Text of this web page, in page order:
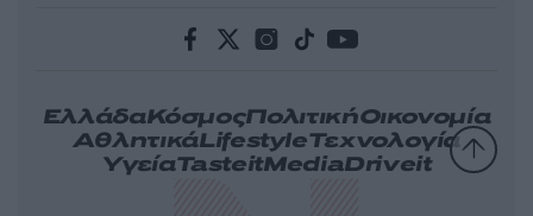
ΕλλάδαΚόσμοςΠολιτικήΟικονομία
ΑθλητικάLifestyleΤεχνολογία
ΥγείαTasteitMediaDriveit